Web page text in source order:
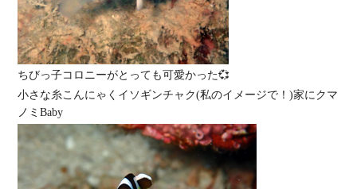
ちびっ子コロニーがとっても可愛かった💞
小さな糸こんにゃくイソギンチャク(私のイメージで！)家にクマ
ノミBaby